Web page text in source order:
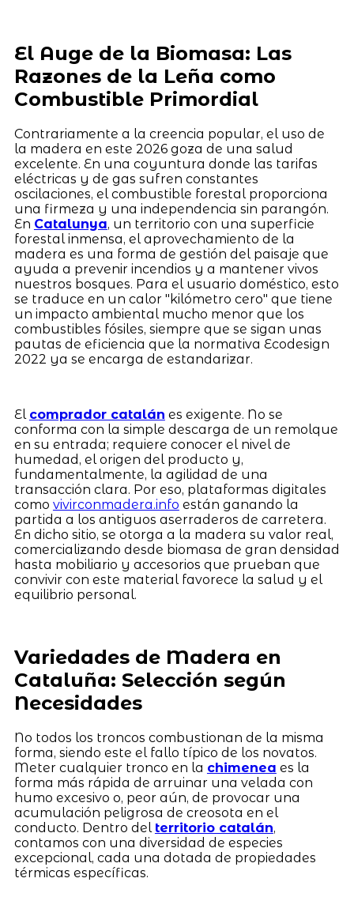
El Auge de la Biomasa: Las
Razones de la Leña como
Combustible Primordial
Contrariamente a la creencia popular, el uso de
la madera en este 2026 goza de una salud
excelente. En una coyuntura donde las tarifas
eléctricas y de gas sufren constantes
oscilaciones, el combustible forestal proporciona
una firmeza y una independencia sin parangón.
En Catalunya, un territorio con una superficie
forestal inmensa, el aprovechamiento de la
madera es una forma de gestión del paisaje que
ayuda a prevenir incendios y a mantener vivos
nuestros bosques. Para el usuario doméstico, esto
se traduce en un calor "kilómetro cero" que tiene
un impacto ambiental mucho menor que los
combustibles fósiles, siempre que se sigan unas
pautas de eficiencia que la normativa Ecodesign
2022 ya se encarga de estandarizar.
El comprador catalán es exigente. No se
conforma con la simple descarga de un remolque
en su entrada; requiere conocer el nivel de
humedad, el origen del producto y,
fundamentalmente, la agilidad de una
transacción clara. Por eso, plataformas digitales
como vivirconmadera.info están ganando la
partida a los antiguos aserraderos de carretera.
En dicho sitio, se otorga a la madera su valor real,
comercializando desde biomasa de gran densidad
hasta mobiliario y accesorios que prueban que
convivir con este material favorece la salud y el
equilibrio personal.
Variedades de Madera en
Cataluña: Selección según
Necesidades
No todos los troncos combustionan de la misma
forma, siendo este el fallo típico de los novatos.
Meter cualquier tronco en la chimenea es la
forma más rápida de arruinar una velada con
humo excesivo o, peor aún, de provocar una
acumulación peligrosa de creosota en el
conducto. Dentro del territorio catalán,
contamos con una diversidad de especies
excepcional, cada una dotada de propiedades
térmicas específicas.